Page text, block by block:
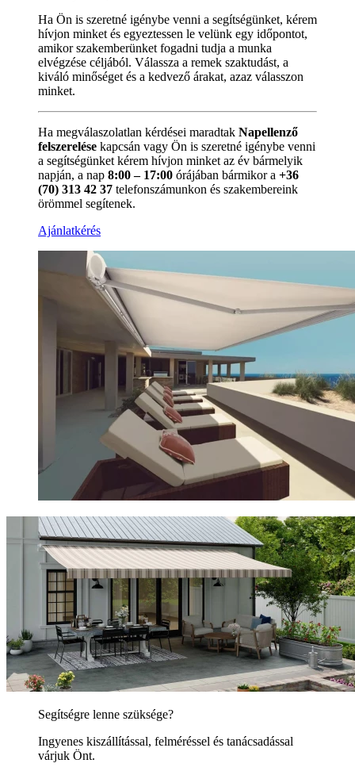
Ha Ön is szeretné igénybe venni a segítségünket, kérem
hívjon minket és egyeztessen le velünk egy időpontot,
amikor szakemberünket fogadni tudja a munka
elvégzése céljából. Válassza a remek szaktudást, a
kiváló minőséget és a kedvező árakat, azaz válasszon
minket.
Ha megválaszolatlan kérdései maradtak Napellenző
felszerelése kapcsán vagy Ön is szeretné igénybe venni
a segítségünket kérem hívjon minket az év bármelyik
napján, a nap 8:00 – 17:00 órájában bármikor a +36
(70) 313 42 37 telefonszámunkon és szakembereink
örömmel segítenek.
Ajánlatkérés
Segítségre lenne szüksége?
Ingyenes kiszállítással, felméréssel és tanácsadással
várjuk Önt.